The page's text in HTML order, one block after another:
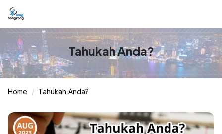
Tahukah Anda?
Home Tahukah Anda?